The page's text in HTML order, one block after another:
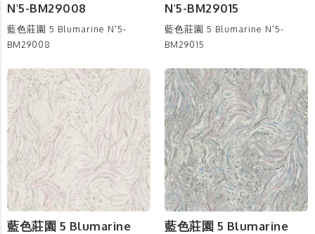
N'5-BM29008
藍色莊園 5 Blumarine N'5-
BM29008
N'5-BM29015
藍色莊園 5 Blumarine N'5-
BM29015
藍色莊園 5 Blumarine
藍色莊園 5 Blumarine